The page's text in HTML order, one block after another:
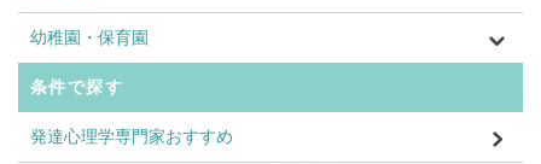
幼稚園・保育園
条件で探す
発達心理学専門家おすすめ